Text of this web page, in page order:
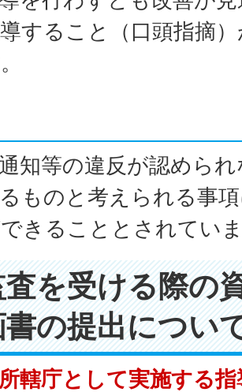
すること（口頭指摘
知等の違反が認めら
ものと考えられる事
きることとされてい
を受ける際の
の提出につい
轄庁として実施する